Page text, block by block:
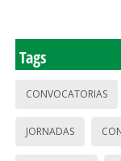
Tags
CONVOCATORIAS
JORNADAS